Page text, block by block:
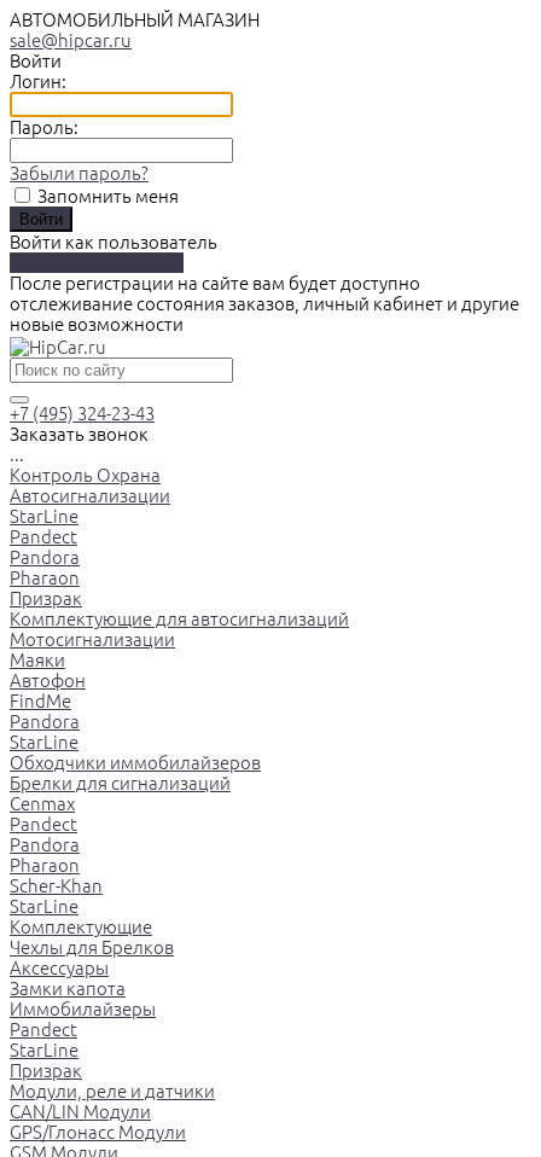
АВТОМОБИЛЬНЫЙ МАГАЗИН
sale@hipcar.ru
Войти
Логин:
Пароль:
Забыли пароль?
Запомнить меня
Войти как пользователь
После регистрации на сайте вам будет доступно
отслеживание состояния заказов, личный кабинет и другие
новые возможности
+7 (495) 324-23-43
Заказать звонок
...
Контроль Охрана
Автосигнализации
StarLine
Pandect
Pandora
Pharaon
Призрак
Комплектующие для автосигнализаций
Мотосигнализации
Маяки
Автофон
FindMe
Pandora
StarLine
Обходчики иммобилайзеров
Брелки для сигнализаций
Cenmax
Pandect
Pandora
Pharaon
Scher-Khan
StarLine
Комплектующие
Чехлы для Брелков
Аксессуары
Замки капота
Иммобилайзеры
Pandect
StarLine
Призрак
Модули, реле и датчики
CAN/LIN Модули
GPS/Глонасс Модули
GSM Модули